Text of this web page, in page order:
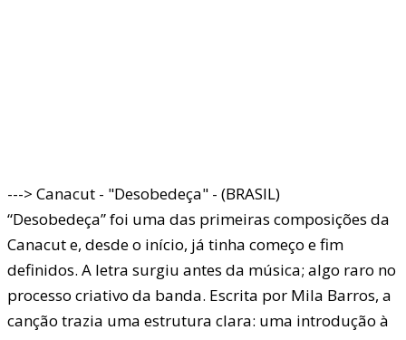
---> Canacut - "Desobedeça" - (BRASIL)
“Desobedeça” foi uma das primeiras composições da
Canacut e, desde o início, já tinha começo e fim
definidos. A letra surgiu antes da música; algo raro no
processo criativo da banda. Escrita por Mila Barros, a
canção trazia uma estrutura clara: uma introdução à